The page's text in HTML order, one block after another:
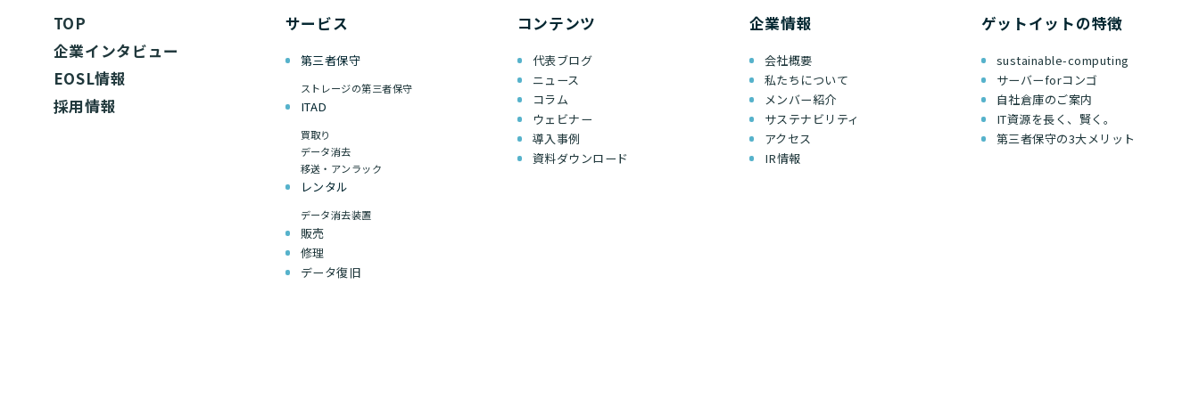
TOP
企業インタビュー
EOSL情報
採用情報
サービス
第三者保守
ストレージの第三者保守
ITAD
買取り
データ消去
移送・アンラック
レンタル
データ消去装置
販売
修理
データ復旧
コンテンツ
代表ブログ
ニュース
コラム
ウェビナー
導入事例
資料ダウンロード
企業情報
会社概要
私たちについて
メンバー紹介
サステナビリティ
アクセス
IR情報
ゲットイットの特徴
sustainable-computing
サーバーforコンゴ
自社倉庫のご案内
IT資源を長く、賢く。
第三者保守の3大メリット